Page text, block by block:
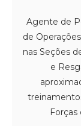
Agente de
de
nas Seções
e
Forças